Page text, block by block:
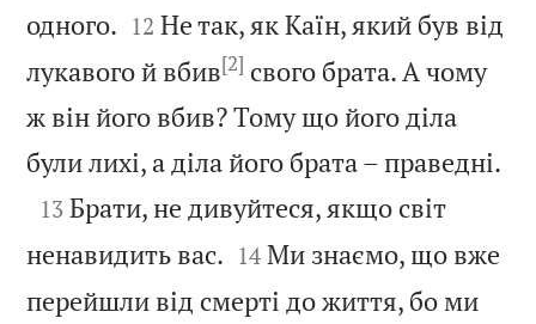
одного. 

12 Не так, як Каїн, який був від
лукавого й вбив[2] свого брата. А чому
ж він його вбив? Тому що його діла
були лихі, а діла його брата – праведні.

13 Брати, не дивуйтеся, якщо світ
ненавидить вас. 

14 Ми знаємо, що вже
перейшли від смерті до життя, бо ми